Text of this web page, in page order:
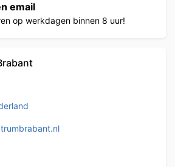
email
op werkdagen binnen 8 uur!